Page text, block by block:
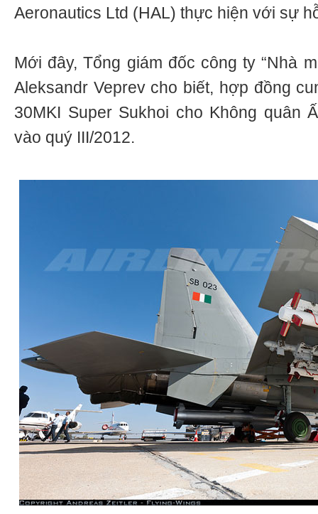
Aeronautics Ltd (HAL) thực hiện với sự
Mới đây, Tổng giám đốc công ty “Nhà
Aleksandr Veprev cho biết, hợp đồng
30MKI Super Sukhoi cho Không quân
vào quý III/2012.